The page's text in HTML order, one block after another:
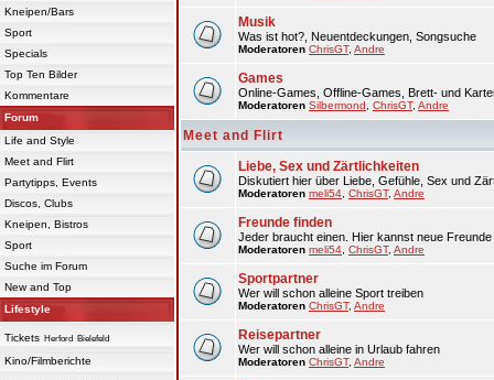
Kneipen/Bars
Sport
Specials
Top Ten Bilder
Kommentare
Forum
Life and Style
Meet and Flirt
Partytipps, Events
Discos, Clubs
Kneipen, Bistros
Sport
Suche im Forum
New and Top
Lifestyle
Tickets Herford Bielefeld
Kino/Filmberichte
Musik
Was ist hot?, Neuentdeckungen, Songsuche
Moderatoren ChrisGT, Andre
Games
Online-Games, Offline-Games, Brett- und
Moderatoren Silbermond ChrisGT, Andre
Meet and Flirt
Liebe, Sex und Zärtlichkeiten
Diskutiert hier über Liebe, Gefühle, Sex und
Moderatoren meli54 ChrisGT, Andre
Freunde finden
Jeder braucht einen. Hier kannst neue Freunde
Moderatoren meli54 ChrisGT, Andre
Sportpartner
Wer will schon alleine Sport treiben
Moderatoren ChrisGT, Andre
Reisepartner
Wer will schon alleine in Urlaub fahren
Moderatoren ChrisGT, Andre